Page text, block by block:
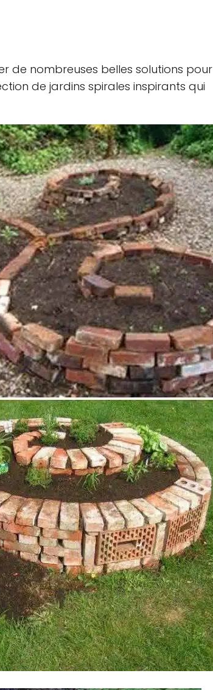
de nombreuses belles solutions pour
de jardins spirales inspirants qui